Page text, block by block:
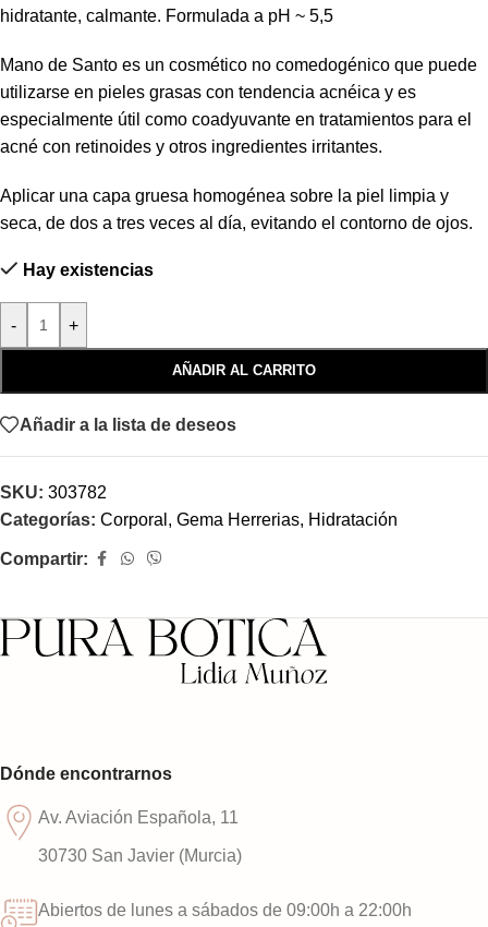
hidratante, calmante. Formulada a pH ~ 5,5
Mano de Santo es un cosmético no comedogénico que puede
utilizarse en pieles grasas con tendencia acnéica y es
especialmente útil como coadyuvante en tratamientos para el
acné con retinoides y otros ingredientes irritantes.
Aplicar una capa gruesa homogénea sobre la piel limpia y
seca, de dos a tres veces al día, evitando el contorno de ojos.
Hay existencias
- +
AÑADIR AL CARRITO
Añadir a la lista de deseos
SKU: 303782
Categorías: Corporal , Gema Herrerias, Hidratación
Compartir:
Dónde encontrarnos
Av. Aviación Española, 11
30730 San Javier (Murcia)
Abiertos de lunes a sábados de 09:00h a 22:00h